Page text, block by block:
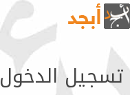
تسجيل الدخول